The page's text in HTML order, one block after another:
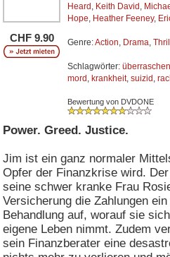
CHF 9.90
Heard , Keith David ,
Hope, Heather Feeney,
Genre:Action, Drama,
Schlagwörter:
mord , krankheit, suizid ,
Bewertung von DVDONE
Power. Greed. Justice.
Jim ist ein ganz normaler
Opfer der Finanzkrise wird.
seine schwer kranke Frau
Versicherung die Zahlungen
Behandlung auf, worauf sie
eigene Leben nimmt. Zudem
sein Finanzberater eine